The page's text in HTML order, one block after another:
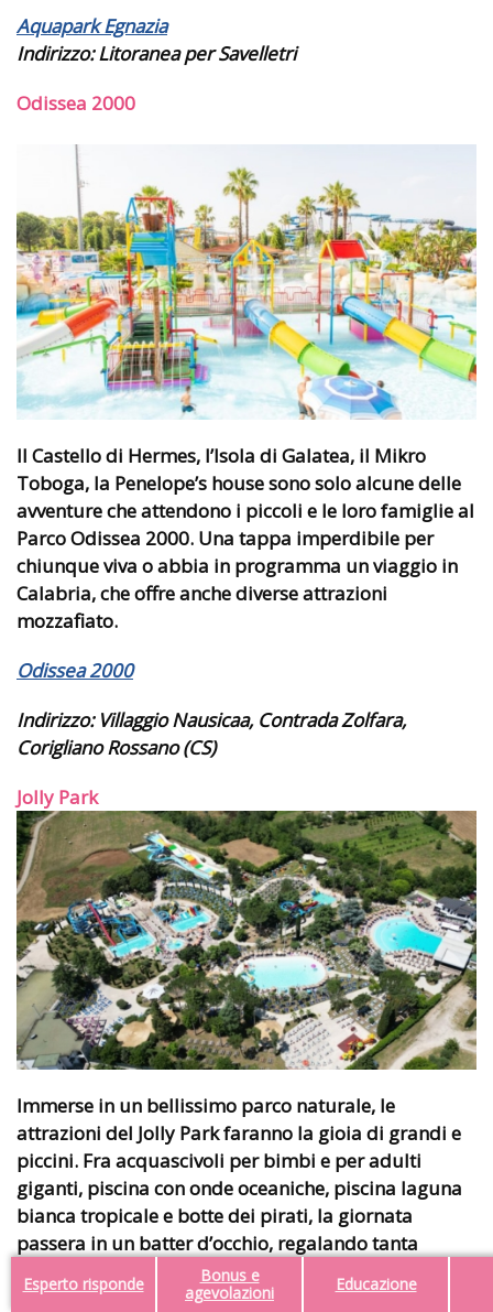
Esperto risponde
Bonus e
agevolazioni
Educazione
Aquapark Egnazia
Indirizzo:Litoranea per Savelletri
Odissea 2000
Il Castello di Hermes, l’Isola di Galatea, il Mikro
Toboga, la Penelope’s house sono solo alcune delle
avventure che attendono i piccoli e le loro famiglie al
Parco Odissea 2000. Una tappa imperdibile per
chiunque viva o abbia in programma un viaggio in
Calabria, che offre anche diverse attrazioni
mozzafiato.
Odissea 2000
Indirizzo:Villaggio Nausicaa, Contrada Zolfara,
Corigliano Rossano (CS)
Jolly Park
Immerse in un bellissimo parco naturale, le
attrazioni del Jolly Park faranno la gioia di grandi e
piccini. Fra acquascivoli per bimbi e per adulti
giganti, piscina con onde oceaniche, piscina laguna
bianca tropicale e botte dei pirati, la giornata
passera in un batter d’occhio, regalando tanta
felicità a tutta la famiglia.